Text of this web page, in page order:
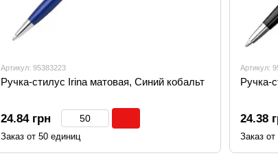
Артикул: 95383223
Ручка-стилус Irina матовая, Синий кобальт
24.84 грн
Заказ от 50 единиц
Артикул:
Ручка-
24.38
Заказ